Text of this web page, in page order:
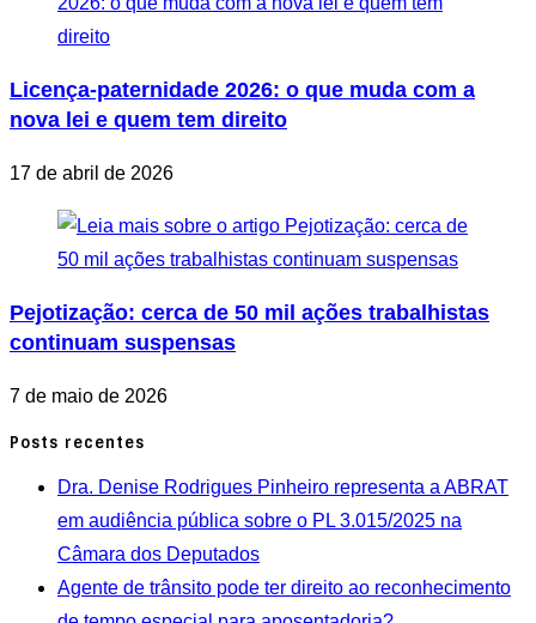
Licença-paternidade 2026: o que muda com a
nova lei e quem tem direito
17 de abril de 2026
Pejotização: cerca de 50 mil ações trabalhistas
continuam suspensas
7 de maio de 2026
Posts recentes
Dra. Denise Rodrigues Pinheiro representa a ABRAT
em audiência pública sobre o PL 3.015/2025 na
Câmara dos Deputados
Agente de trânsito pode ter direito ao reconhecimento